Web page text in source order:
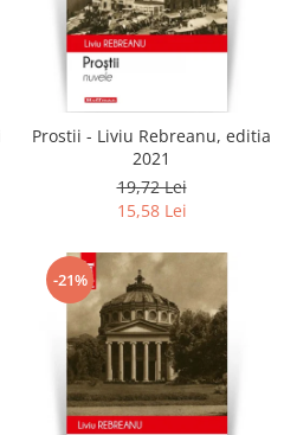
Prostii - Liviu Rebreanu, editia
2021
19,72 Lei
15,58 Lei
-21%